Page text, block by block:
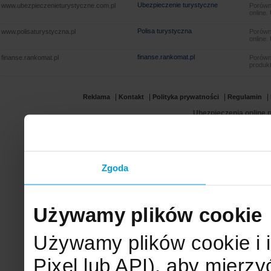
Zgoda
Używamy plików cookie
Używamy plików cookie i
Pixel lub API), aby
www.ubezpieczenieturystyczne.com.pl Ubezpieczenie turystyczne
www.polisaturystyczna.pl Polisa turystyczna
finanse.rankomat.pl finanse.rankomat.pl
Reklama Kontakt Polityka prywatności Regulamin
Ubezpieczenia